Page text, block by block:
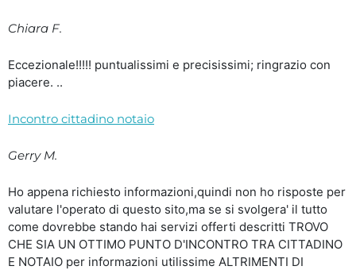
Chiara F.
Eccezionale!!!!! puntualissimi e precisissimi; ringrazio con
piacere. ..
Incontro cittadino notaio
Gerry M.
Ho appena richiesto informazioni,quindi non ho risposte per
valutare l'operato di questo sito,ma se si svolgera' il tutto
come dovrebbe stando hai servizi offerti descritti TROVO
CHE SIA UN OTTIMO PUNTO D'INCONTRO TRA CITTADINO
E NOTAIO per informazioni utilissime ALTRIMENTI DI